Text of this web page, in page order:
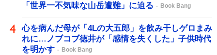
「世界一不気味な山岳遭難」に迫る
Book Bang
心を病んだ母が「4Lの大五郎」を飲み干しゲロまみ
れに…ノブコブ徳井が「感情を失くした」子供時代
を明かす
Book Bang